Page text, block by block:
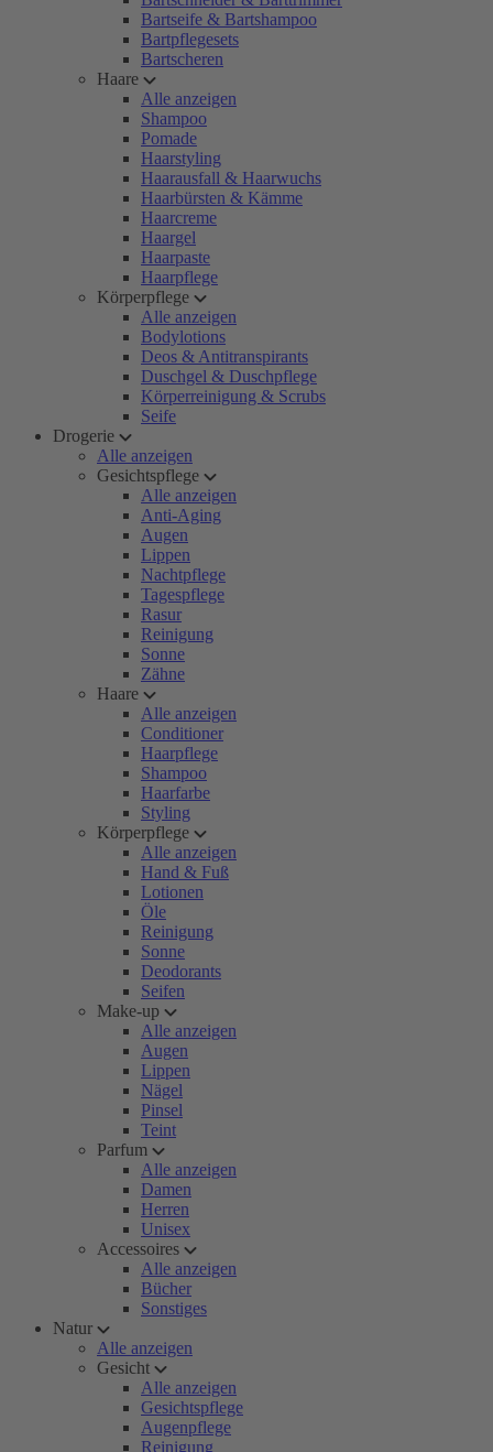
Bartseife & Bartshampoo
Bartpflegesets
Bartscheren
Haare
Alle anzeigen
Shampoo
Pomade
Haarstyling
Haarausfall & Haarwuchs
Haarbürsten & Kämme
Haarcreme
Haargel
Haarpaste
Haarpflege
Körperpflege
Alle anzeigen
Bodylotions
Deos & Antitranspirants
Duschgel & Duschpflege
Körperreinigung & Scrubs
Seife
Drogerie
Alle anzeigen
Gesichtspflege
Alle anzeigen
Anti-Aging
Augen
Lippen
Nachtpflege
Tagespflege
Rasur
Reinigung
Sonne
Zähne
Haare
Alle anzeigen
Conditioner
Haarpflege
Shampoo
Haarfarbe
Styling
Körperpflege
Alle anzeigen
Hand & Fuß
Lotionen
Öle
Reinigung
Sonne
Deodorants
Seifen
Make-up
Alle anzeigen
Augen
Lippen
Nägel
Pinsel
Teint
Parfum
Alle anzeigen
Damen
Herren
Unisex
Accessoires
Alle anzeigen
Bücher
Sonstiges
Natur
Alle anzeigen
Gesicht
Alle anzeigen
Gesichtspflege
Augenpflege
Reinigung